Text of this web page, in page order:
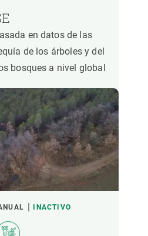
en datos de las
de los árboles y del
bosques a nivel global
INACTIVO